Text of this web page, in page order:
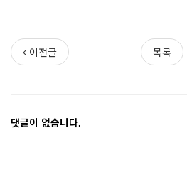
이전글 목록
댓글이 없습니다.